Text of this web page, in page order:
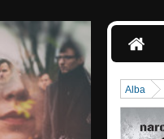
Alba